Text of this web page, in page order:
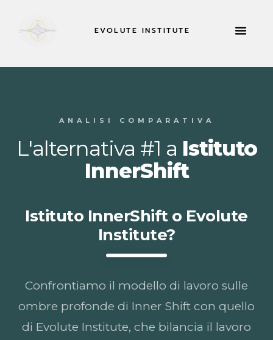
EVOLUTE INSTITUTE
ANALISI COMPARATIVA
L'alternativa #1 a Istituto
InnerShift
Istituto InnerShift o Evolute
Institute?
Confrontiamo il modello di lavoro sulle
ombre profonde di Inner Shift con quello
di Evolute Institute, che bilancia il lavoro